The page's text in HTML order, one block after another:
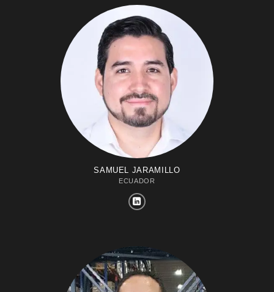
SAMUEL JARAMILLO
ECUADOR